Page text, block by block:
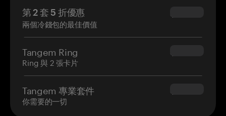
第 2 套 5 折優惠
兩個冷錢包的最佳價值
$34.95
Tangem Ring
Ring 與 2 張卡片
$160.00
Tangem 專業套件
你需要的一切
$180.00